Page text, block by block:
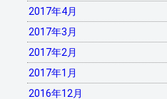
2017年4月
2017年3月
2017年2月
2017年1月
2016年12月